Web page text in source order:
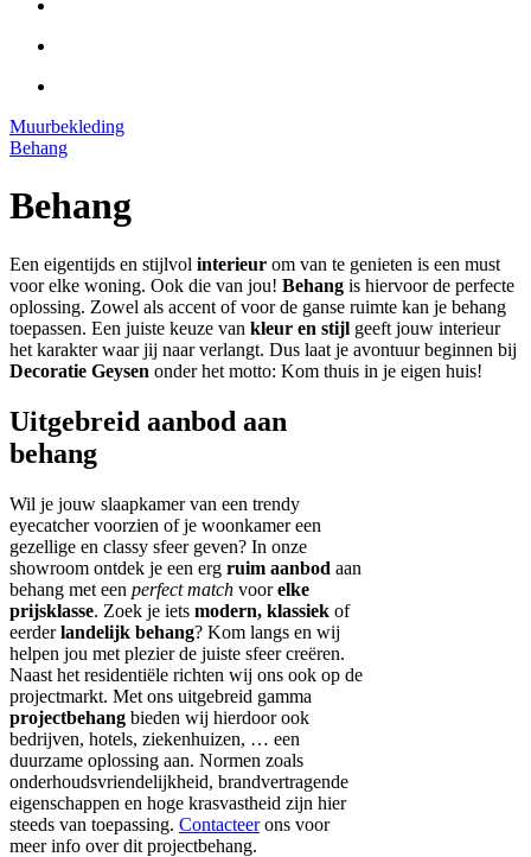
Muurbekleding
Behang
Behang
Een eigentijds en stijlvol interieur om van te genieten is een must
voor elke woning. Ook die van jou! Behang is hiervoor de perfecte
oplossing. Zowel als accent of voor de ganse ruimte kan je behang
toepassen. Een juiste keuze van kleur en stijl geeft jouw interieur
het karakter waar jij naar verlangt. Dus laat je avontuur beginnen bij
Decoratie Geysen onder het motto: Kom thuis in je eigen huis!
Uitgebreid aanbod aan
behang
Wil je jouw slaapkamer van een trendy
eyecatcher voorzien of je woonkamer een
gezellige en classy sfeer geven? In onze
showroom ontdek je een erg ruim aanbod aan
behang met een perfect match voorelke
prijsklasse. Zoek je iets modern, klassiek of
eerderlandelijk behang? Kom langs en wij
helpen jou met plezier de juiste sfeer creëren.
Naast het residentiële richten wij ons ook op de
projectmarkt. Met ons uitgebreid gamma
projectbehang bieden wij hierdoor ook
bedrijven, hotels, ziekenhuizen, … een
duurzame oplossing aan. Normen zoals
onderhoudsvriendelijkheid, brandvertragende
eigenschappen en hoge krasvastheid zijn hier
steeds van toepassing. Contacteerons voor
meer info over dit projectbehang.